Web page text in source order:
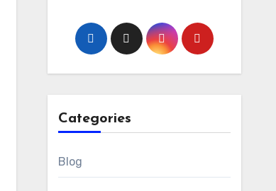
Categories
Blog